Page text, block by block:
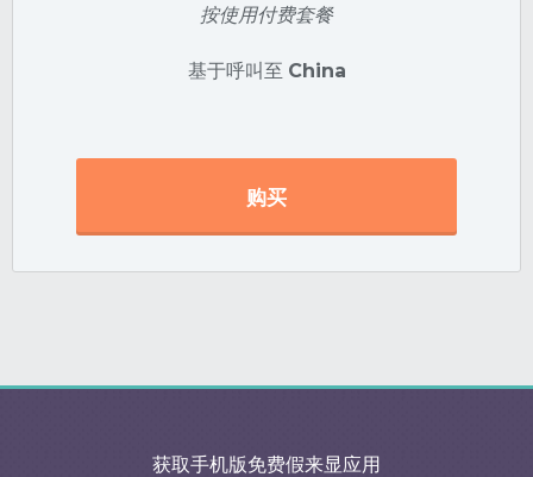
按使用付费套餐
基于呼叫至 China
购买
获取手机版免费假来显应用